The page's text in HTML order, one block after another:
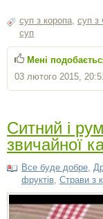
суп з коропа суп з
суп
03 лютого 2015,
Мені
Ситний і
звичайної
Все буде добре
фруктів Страви з